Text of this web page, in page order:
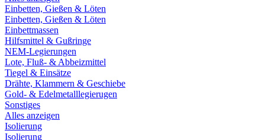
Einbetten, Gießen & Löten
Einbetten, Gießen & Löten
Einbettmassen
Hilfsmittel & Gußringe
NEM-Legierungen
Lote, Fluß- & Abbeizmittel
Tiegel & Einsätze
Drähte, Klammern & Geschiebe
Gold- & Edelmetalllegierugen
Sonstiges
Alles anzeigen
Isolierung
Isolierung